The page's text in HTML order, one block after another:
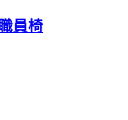
員椅